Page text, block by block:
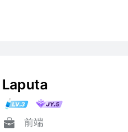
Laputa
前端